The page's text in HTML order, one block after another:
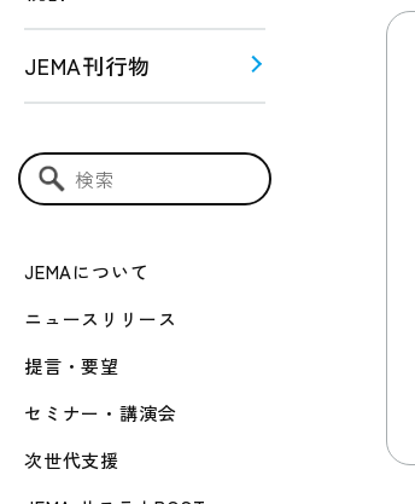
JEMA刊行物
検索キーワード入力
JEMAについて
ニュースリリース
提言・要望
セミナー・講演会
次世代支援
連
！